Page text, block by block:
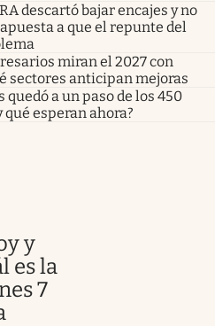
descartó bajar encajes y no
a que el repunte del
miran el 2027 con
sectores anticipan mejoras
quedó a un paso de los 450
esperan ahora?
y
es la
7